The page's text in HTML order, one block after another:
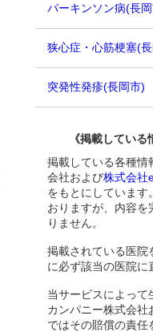
パーキンソン病(長
狭心症・心筋梗塞(
突発性発疹(長岡市)
《掲載している
掲載している各種情
会社および株式会社
をもとにしています
おりますが、内容を
りません。
掲載されている医院
に必ず該当の医院に
当サービスによって
カンパニー株式会社
ではその賠償の責任